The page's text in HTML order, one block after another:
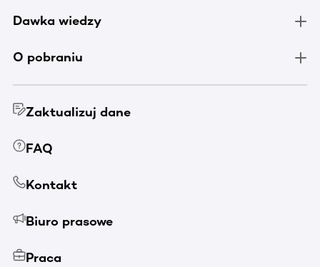
Dawka wiedzy
O pobraniu
Zaktualizuj dane
FAQ
Kontakt
Biuro prasowe
Praca